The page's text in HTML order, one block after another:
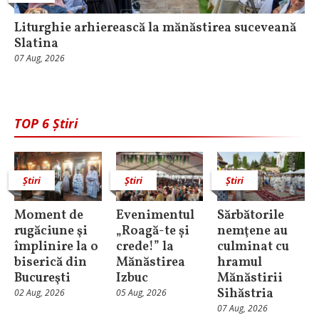
Liturghie arhierească la mănăstirea suceveană
Slatina
07 Aug, 2026
TOP 6 Știri
Știri
Moment de
rugăciune şi
împlinire la o
biserică din
Bucureşti
02 Aug, 2026
Știri
Evenimentul
„Roagă-te și
crede!” la
Mănăstirea
Izbuc
05 Aug, 2026
Știri
Sărbătorile
nemţene au
culminat cu
hramul
Mănăstirii
Sihăstria
07 Aug, 2026